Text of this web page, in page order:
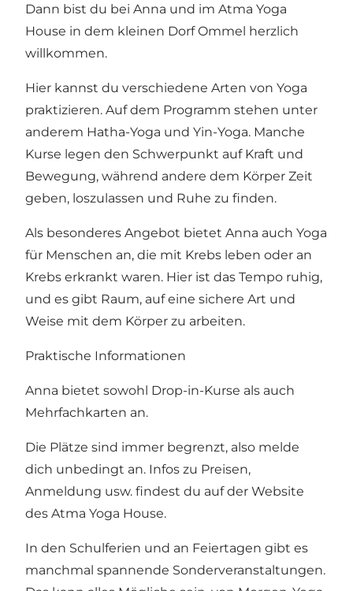
Dann bist du bei Anna und im Atma Yoga
House in dem kleinen Dorf Ommel herzlich
willkommen.
Hier kannst du verschiedene Arten von Yoga
praktizieren. Auf dem Programm stehen unter
anderem Hatha-Yoga und Yin-Yoga. Manche
Kurse legen den Schwerpunkt auf Kraft und
Bewegung, während andere dem Körper Zeit
geben, loszulassen und Ruhe zu finden.
Als besonderes Angebot bietet Anna auch Yoga
für Menschen an, die mit Krebs leben oder an
Krebs erkrankt waren. Hier ist das Tempo ruhig,
und es gibt Raum, auf eine sichere Art und
Weise mit dem Körper zu arbeiten.
Praktische Informationen
Anna bietet sowohl Drop-in-Kurse als auch
Mehrfachkarten an.
Die Plätze sind immer begrenzt, also melde
dich unbedingt an. Infos zu Preisen,
Anmeldung usw. findest du auf der Website
des Atma Yoga House.
In den Schulferien und an Feiertagen gibt es
manchmal spannende Sonderveranstaltungen.